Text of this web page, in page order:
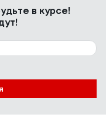
в курсе!